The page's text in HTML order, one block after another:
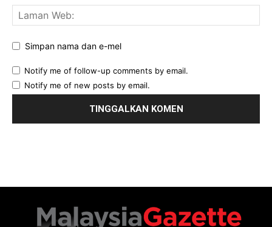
Simpan nama dan e-mel
Notify me of follow-up comments by email.
Notify me of new posts by email.